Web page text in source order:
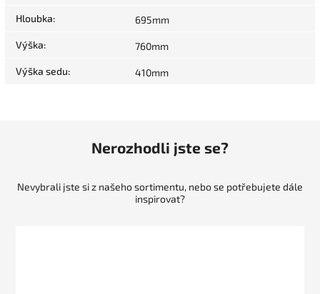
Hloubka: 695mm
Výška: 760mm
Výška sedu: 410mm
Nerozhodli jste se?
Nevybrali jste si z našeho sortimentu, nebo se potřebujete dále
inspirovat?